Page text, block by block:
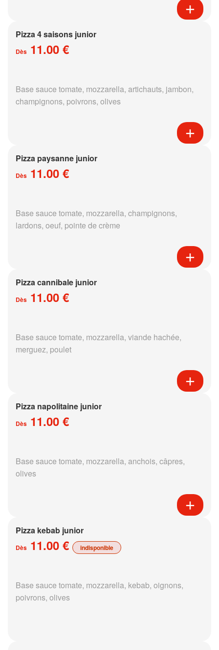
Pizza 4 saisons junior
Dès 11.00 €
Base sauce tomate, mozzarella, artichauts, jambon,
champignons, poivrons, olives
Pizza paysanne junior
Dès 11.00 €
Base sauce tomate, mozzarella, champignons,
lardons, oeuf, pointe de crème
Pizza cannibale junior
Dès 11.00 €
Base sauce tomate, mozzarella, viande hachée,
merguez, poulet
Pizza napolitaine junior
Dès 11.00 €
Base sauce tomate, mozzarella, anchois, câpres,
olives
Pizza kebab junior
Dès 11.00 € indisponible
Base sauce tomate, mozzarella, kebab, oignons,
poivrons, olives